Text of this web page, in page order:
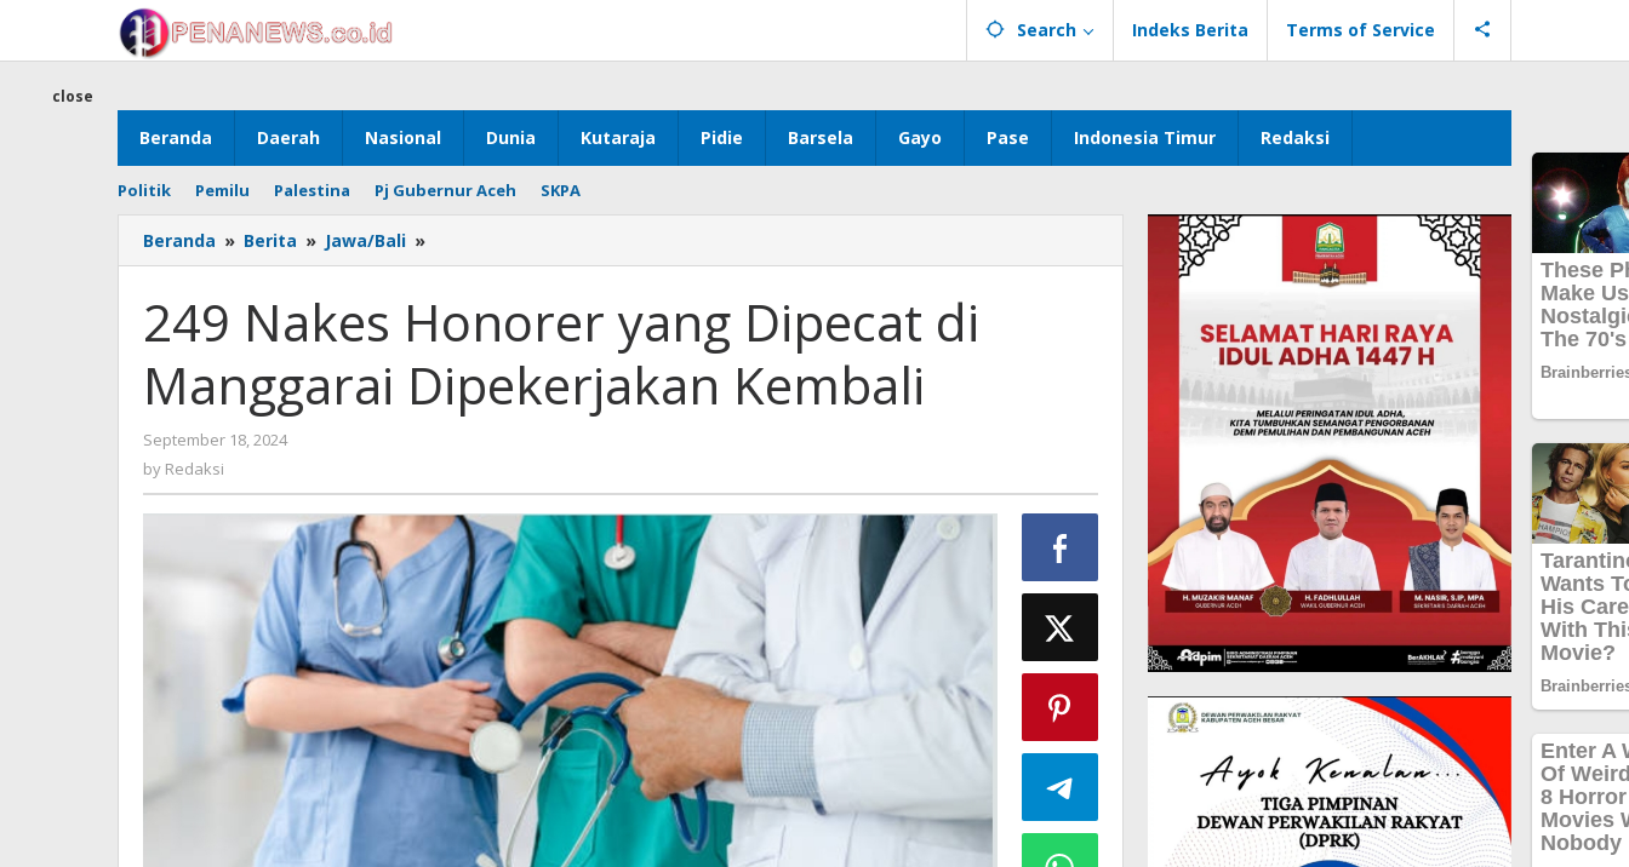
content
Search Indeks Berita Terms of Service
Beranda Daerah Nasional Dunia Kutaraja Pidie Barsela Gayo Pase Indonesia Timur Redaksi
Politik Pemilu Palestina Pj Gubernur Aceh SKPA
close
Beranda » Berita » Jawa/Bali »
Nakes
yang
Dipecat
di
Manggarai
Dipekerjakan
249 Nakes Honorer yang Dipecat di
Manggarai Dipekerjakan Kembali
September 18, 2024
by Redaksi